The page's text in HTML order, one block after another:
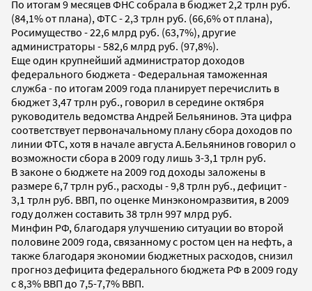
По итогам 9 месяцев ФНС собрала в бюджет 2,2 трлн руб.
(84,1% от плана), ФТС - 2,3 трлн руб. (66,6% от плана),
Росимущество - 22,6 млрд руб. (63,7%), другие
администраторы - 582,6 млрд руб. (97,8%).
Еще один крупнейший администратор доходов
федерального бюджета - Федеральная таможенная
служба - по итогам 2009 года планирует перечислить в
бюджет 3,47 трлн руб., говорил в середине октября
руководитель ведомства Андрей Бельянинов. Эта цифра
соответствует первоначальному плану сбора доходов по
линии ФТС, хотя в начале августа А.Бельянинов говорил о
возможности сбора в 2009 году лишь 3-3,1 трлн руб.
В законе о бюджете на 2009 год доходы заложены в
размере 6,7 трлн руб., расходы - 9,8 трлн руб., дефицит -
3,1 трлн руб. ВВП, по оценке Минэкономразвития, в 2009
году должен составить 38 трлн 997 млрд руб.
Минфин РФ, благодаря улучшению ситуации во второй
половине 2009 года, связанному с ростом цен на нефть, а
также благодаря экономии бюджетных расходов, снизил
прогноз дефицита федерального бюджета РФ в 2009 году
с 8,3% ВВП до 7,5-7,7% ВВП.